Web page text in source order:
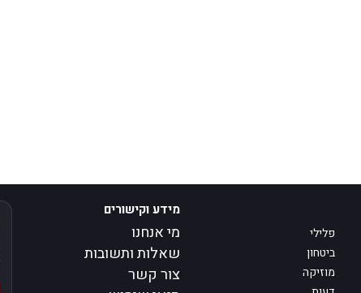
פלילי
ביטחון
מוזיקה
מידע וקישורים
מי אנחנו
שאלות ותשובות
צור קשר